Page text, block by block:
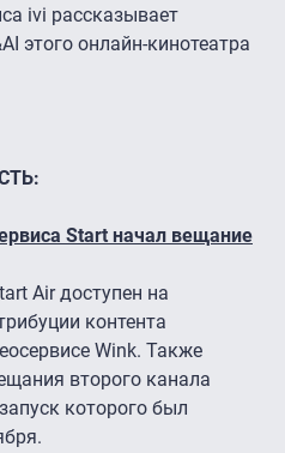
ivi рассказывает
этого онлайн-кинотеатра
Start начал вещание
Air доступен на
контента
Wink. Также
второго канала
которого был